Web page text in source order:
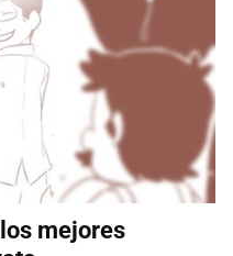
mejores